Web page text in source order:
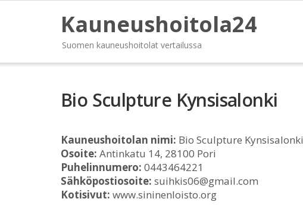
Kauneushoitola24
Suomen kauneushoitolat vertailussa
Bio Sculpture Kynsisalonki
Kauneushoitolan nimi: Bio Sculpture Kynsisalonki
Osoite: Antinkatu 14, 28100 Pori
Puhelinnumero: 0443464221
Sähköpostiosoite: suihkis06@gmail.com
Kotisivut: www.sininenloisto.org